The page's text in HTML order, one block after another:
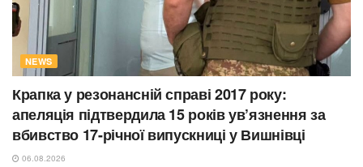
NEWS
Крапка у резонансній справі 2017 року:
апеляція підтвердила 15 років ув’язнення за
вбивство 17-річної випускниці у Вишнівці
06.08.2026